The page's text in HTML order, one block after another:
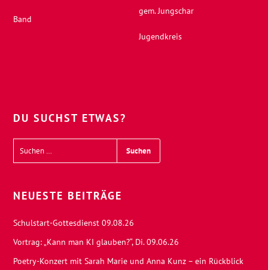
Band
gem. Jungschar
Jugendkreis
DU SUCHST ETWAS?
NEUESTE BEITRÄGE
Schulstart-Gottesdienst 09.08.26
Vortrag: „Kann man KI glauben?“, Di. 09.06.26
Poetry-Konzert mit Sarah Marie und Anna Kunz – ein Rückblick